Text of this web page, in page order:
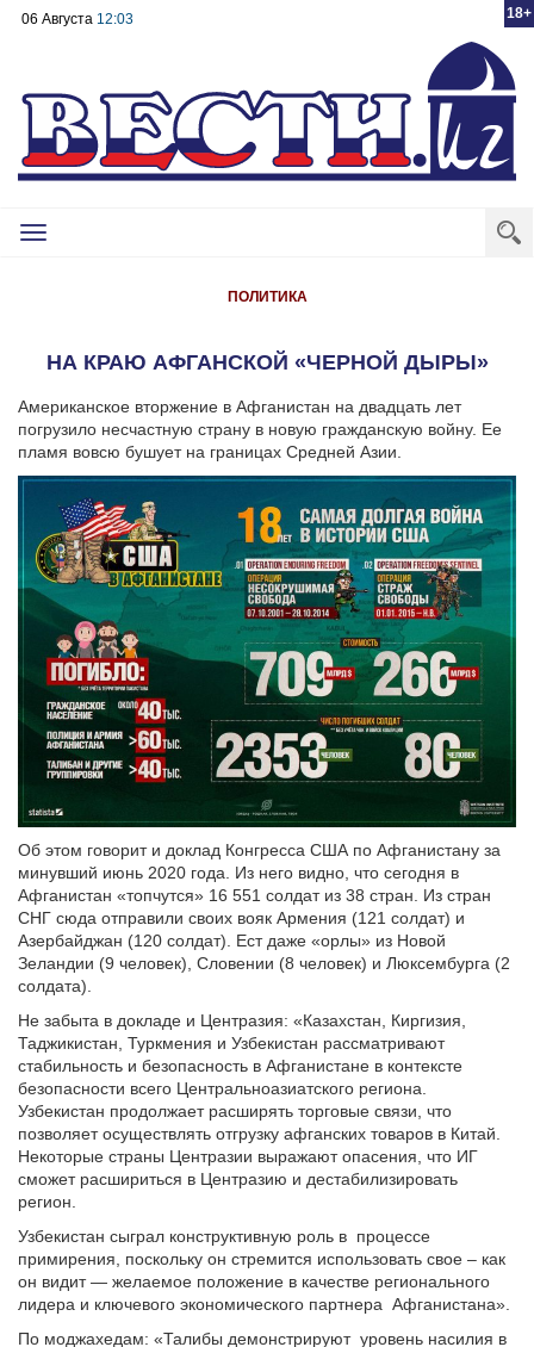
18+
06 Августа 12:03
Toggle
ПОЛИТИКА
НА КРАЮ АФГАНСКОЙ «ЧЕРНОЙ ДЫРЫ»
Американское вторжение в Афганистан на двадцать лет
погрузило несчастную страну в новую гражданскую войну. Ее
пламя вовсю бушует на границах Средней Азии.
Об этом говорит и доклад Конгресса США по Афганистану за
минувший июнь 2020 года. Из него видно, что сегодня в
Афганистан «топчутся» 16 551 солдат из 38 стран. Из стран
СНГ сюда отправили своих вояк Армения (121 солдат) и
Азербайджан (120 солдат). Ест даже «орлы» из Новой
Зеландии (9 человек), Словении (8 человек) и Люксембурга (2
солдата).
Не забыта в докладе и Центразия: «Казахстан, Киргизия,
Таджикистан, Туркмения и Узбекистан рассматривают
стабильность и безопасность в Афганистане в контексте
безопасности всего Центральноазиатского региона.
Узбекистан продолжает расширять торговые связи, что
позволяет осуществлять отгрузку афганских товаров в Китай.
Некоторые страны Центразии выражают опасения, что ИГ
сможет расшириться в Центразию и дестабилизировать
регион.
Узбекистан сыграл конструктивную роль в процессе
примирения, поскольку он стремится использовать свое – как
он видит — желаемое положение в качестве регионального
лидера и ключевого экономического партнера Афганистана».
По моджахедам: «Талибы демонстрируют уровень насилия в